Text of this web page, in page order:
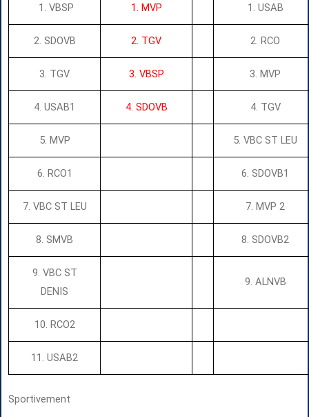
1. VBSP 1. MVP 1. USAB
2. SDOVB 2. TGV 2. RCO
3. TGV 3. VBSP 3. MVP
4. USAB1 4. SDOVB 4. TGV
5. MVP 5. VBC ST LEU
6. RCO1 6. SDOVB1
7. VBC ST LEU 7. MVP 2
8. SMVB 8. SDOVB2
9. VBC ST
DENIS
9. ALNVB
10. RCO2
11. USAB2
Sportivement